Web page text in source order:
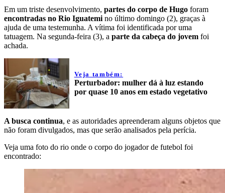
Em um triste desenvolvimento, partes do corpo de Hugo foram
encontradas no Rio Iguatemi no último domingo (2), graças à
ajuda de uma testemunha. A vítima foi identificada por uma
tatuagem. Na segunda-feira (3), a parte da cabeça do jovem foi
achada.
Veja também:
Perturbador: mulher dá à luz estando
por quase 10 anos em estado vegetativo
A busca continua, e as autoridades apreenderam alguns objetos que
não foram divulgados, mas que serão analisados pela perícia.
Veja uma foto do rio onde o corpo do jogador de futebol foi
encontrado: